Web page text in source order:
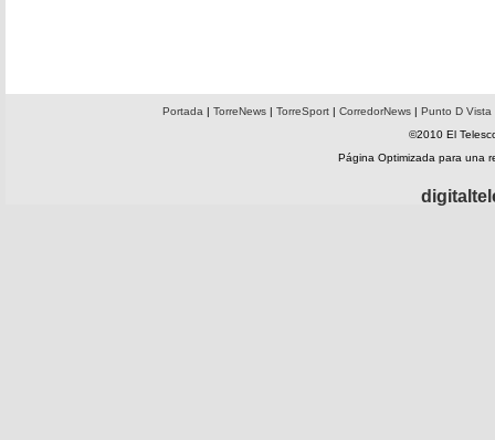
Portada | TorreNews| TorreSport| CorredorNews| Punto D Vista
©2010 El
Página Optimizada para una